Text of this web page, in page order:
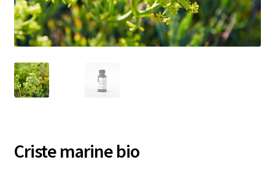
Criste marine bio